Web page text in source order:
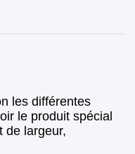
les différentes
le produit spécial
de largeur,